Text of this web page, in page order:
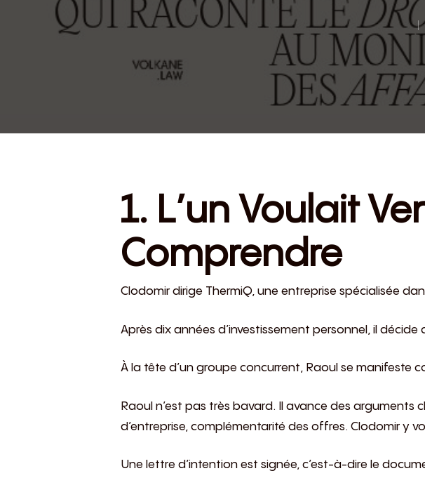
1. L’un Voulait
Comprendre
Clodomir dirige ThermiQ, une entreprise spécialisée
Après dix années d’investissement personnel, il décide
À la tête d’un groupe concurrent, Raoul se manifeste
Raoul n’est pas très bavard. Il avance des arguments
d’entreprise, complémentarité des offres. Clodomir y
Une lettre d’intention est signée, c’est-à-dire le